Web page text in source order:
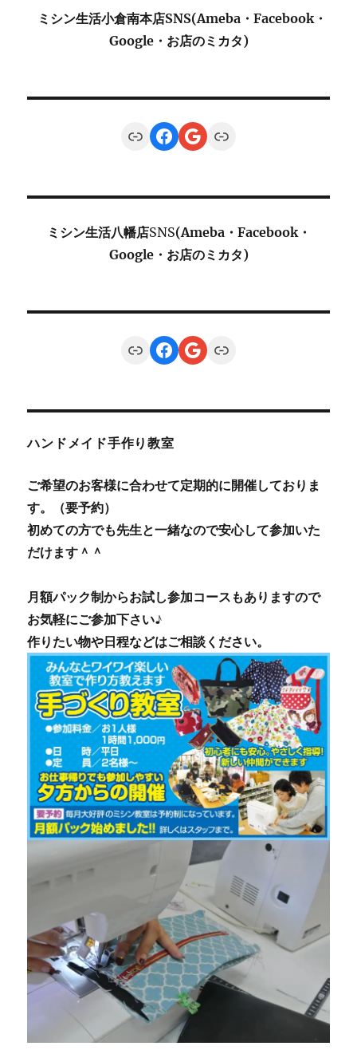
ミシン生活小倉南本店SNS(Ameba・Facebook・
Google・お店のミカタ)
LinkFacebook
Google
Link
ミシン生活八幡店SNS(Ameba・Facebook・
Google・お店のミカタ)
LinkFacebook
Google
Link
ハンドメイド手作り教室
ご希望のお客様に合わせて定期的に開催しておりま
す。（要予約）
初めての方でも先生と一緒なので安心して参加いた
だけます＾＾
月額パック制からお試し参加コースもありますので
お気軽にご参加下さい♪
作りたい物や日程などはご相談ください。